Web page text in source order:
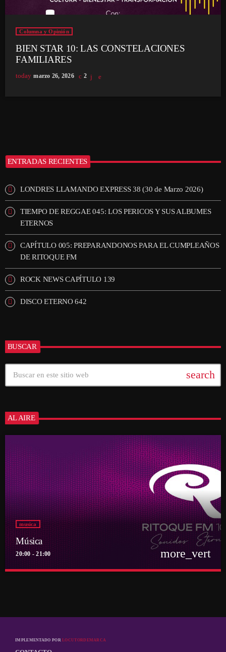
Columna y Opinión
BIEN STAR 10: LAS CONSTELACIONES
FAMILIARES
today marzo 26, 2026 2
ENTRADAS RECIENTES
LONDRES LLAMANDO EXPRESS 38 (30 de Marzo 2026)
TIEMPO DE REGGAE 045: LOS PERICOS Y SUS ALBUMES
ETERNOS
CAPÍTULO 005: PREPARANDONOS PARA EL CUMPLEAÑOS
DE RITOQUE FM
ROCK NEWS CAPÍTULO 139
DISCO ETERNO 642
BUSCAR
search
AL AIRE
musica
Música
20:00 - 21:00 more_vert
Música
IMPLEMENTADO PORLOCUTORDEMARCA